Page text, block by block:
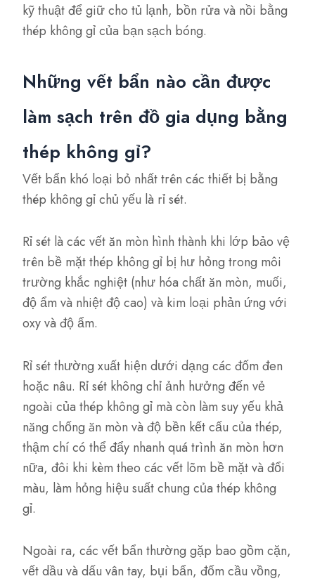
kỹ thuật để giữ cho tủ lạnh, bồn rửa và nồi bằng
thép không gỉ của bạn sạch bóng.
Những vết bẩn nào cần được
làm sạch trên đồ gia dụng bằng
thép không gỉ?
Vết bẩn khó loại bỏ nhất trên các thiết bị bằng
thép không gỉ chủ yếu là rỉ sét.
Rỉ sét là các vết ăn mòn hình thành khi lớp bảo vệ
trên bề mặt thép không gỉ bị hư hỏng trong môi
trường khắc nghiệt (như hóa chất ăn mòn, muối,
độ ẩm và nhiệt độ cao) và kim loại phản ứng với
oxy và độ ẩm.
Rỉ sét thường xuất hiện dưới dạng các đốm đen
hoặc nâu. Rỉ sét không chỉ ảnh hưởng đến vẻ
ngoài của thép không gỉ mà còn làm suy yếu khả
năng chống ăn mòn và độ bền kết cấu của thép,
thậm chí có thể đẩy nhanh quá trình ăn mòn hơn
nữa, đôi khi kèm theo các vết lõm bề mặt và đổi
màu, làm hỏng hiệu suất chung của thép không
gỉ.
Ngoài ra, các vết bẩn thường gặp bao gồm cặn,
vết dầu và dấu vân tay, bụi bẩn, đốm cầu vồng,